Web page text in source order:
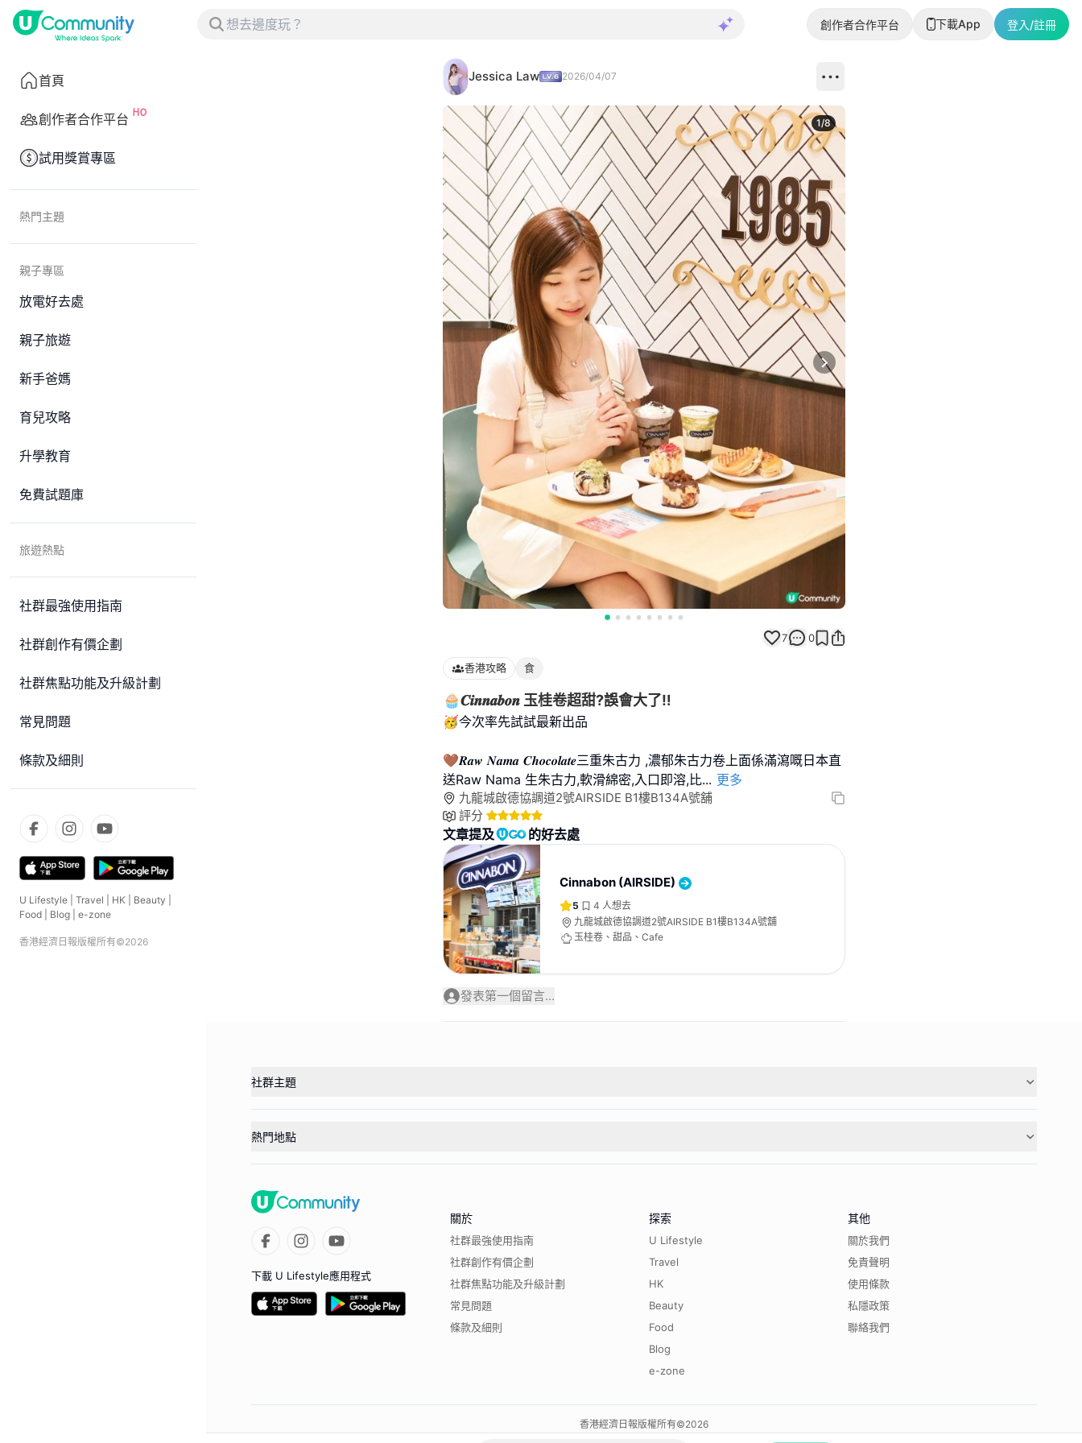
創作者合作平台 下載App 登入/註冊
首頁
創作者合作平台
試用獎賞專區
熱門主題
親子專區
放電好去處
親子旅遊
新手爸媽
育兒攻略
升學教育
免費試題庫
旅遊熱點
社群最強使用指南
社群創作有價企劃
社群焦點功能及升級計劃
常見問題
條款及細則
U Lifestyle Travel HK Beauty
Food
Blog e-zone
香港經濟日報版權所有©2026
Jessica Law 2026/04/07
Next slide
1/8
7 0
香港攻略 食
🧁𝑪𝒊𝒏𝒏𝒂𝒃𝒐𝒏 玉桂卷超甜?誤會大了‼️
🥳今次率先試試最新出品
🤎𝑹𝒂𝒘 𝑵𝒂𝒎𝒂 𝑪𝒉𝒐𝒄𝒐𝒍𝒂𝒕𝒆三重朱古力 ,濃郁朱古力卷上面係滿瀉嘅日本直
送Raw Nama 生朱古力,軟滑綿密,入口即溶,比... 更多
九龍城啟德協調道2號AIRSIDE B1樓B134A號舖
評分
文章提及 的好去處
Cinnabon (AIRSIDE)
5 4 人想去
九龍城啟德協調道2號AIRSIDE B1樓B134A號舖
玉桂卷、甜品、Cafe
發表第一個留言...
社群主題
熱門地點
下載 U Lifestyle應用程式
關於
社群最強使用指南
社群創作有價企劃
社群焦點功能及升級計劃
常見問題
條款及細則
探索
U Lifestyle
Travel
HK
Beauty
Food
Blog
e-zone
其他
關於我們
免責聲明
使用條款
私隱政策
聯絡我們
香港經濟日報版權所有©2026